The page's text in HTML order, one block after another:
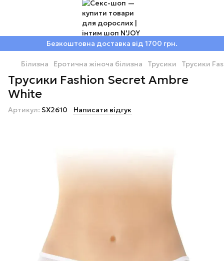
Безкоштовна доставка від 1700 грн.
Білизна Еротична жіноча білизна Трусики Трусики
Трусики Fashion Secret Ambre
White
Артикул: SX2610 Написати відгук